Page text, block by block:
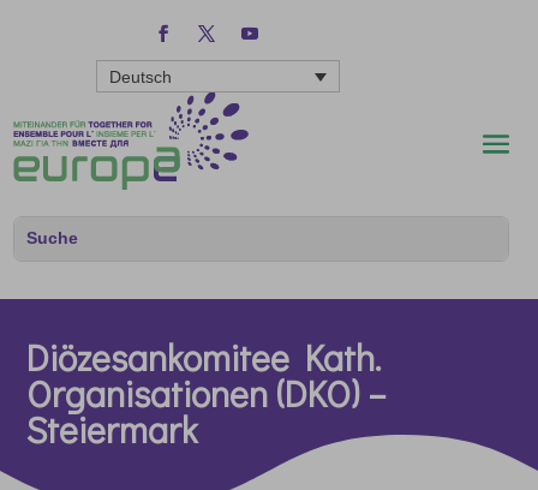
Deutsch
Diözesankomitee Kath.
Organisationen (DKO) –
Steiermark